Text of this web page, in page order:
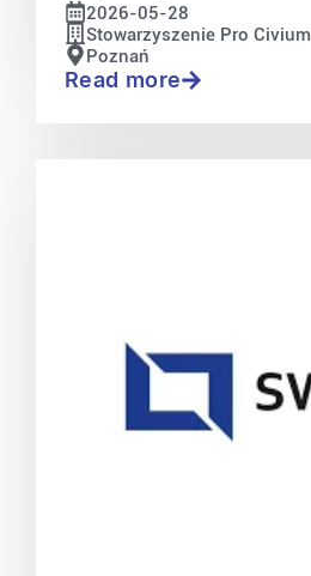
2026-05-28
Stowarzyszenie Pro Civium
Poznań
Read more